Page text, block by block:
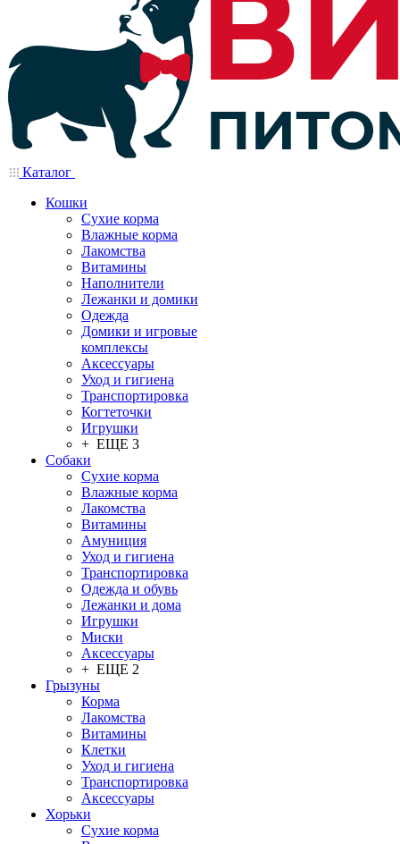
Каталог
Кошки
Сухие корма
Влажные корма
Лакомства
Витамины
Наполнители
Лежанки и домики
Одежда
Домики и игровые
комплексы
Аксессуары
Уход и гигиена
Транспортировка
Когтеточки
Игрушки
+ ЕЩЕ 3
Собаки
Сухие корма
Влажные корма
Лакомства
Витамины
Амуниция
Уход и гигиена
Транспортировка
Одежда и обувь
Лежанки и дома
Игрушки
Миски
Аксессуары
+ ЕЩЕ 2
Грызуны
Корма
Лакомства
Витамины
Клетки
Уход и гигиена
Транспортировка
Аксессуары
Хорьки
Сухие корма